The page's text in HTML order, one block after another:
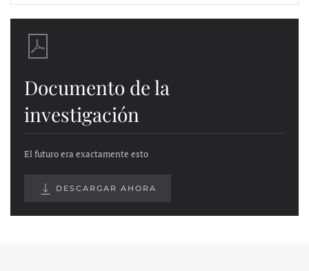
Documento de la
investigación
El futuro era exactamente esto
DESCARGAR AHORA